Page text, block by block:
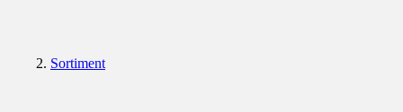
Sortiment